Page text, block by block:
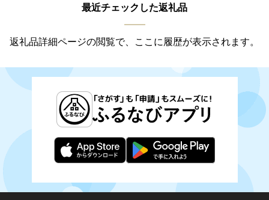
最近チェックした返礼品
返礼品詳細ページの閲覧で、ここに履歴が表示されます。